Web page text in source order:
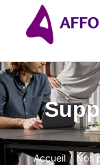
Accueil / Nos